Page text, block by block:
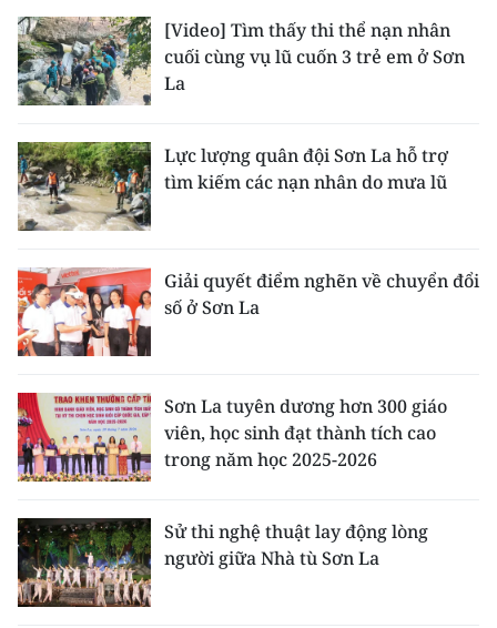
MỘT SẢN PHẨM
RADIO
MEDIA CENTER
E-Magazine
Video
Media Chính trị
Media Kinh tế
Media Xã hội
Media Pháp luật
Media Du lịch
Media Thế giới
[Video] Tìm thấy thi thể nạn nhân
cuối cùng vụ lũ cuốn 3 trẻ em ở Sơn
La
Lực lượng quân đội Sơn La hỗ trợ
tìm kiếm các nạn nhân do mưa lũ
Giải quyết điểm nghẽn về chuyển đổi
số ở Sơn La
Sơn La tuyên dương hơn 300 giáo
viên, học sinh đạt thành tích cao
trong năm học 2025-2026
Sử thi nghệ thuật lay động lòng
người giữa Nhà tù Sơn La